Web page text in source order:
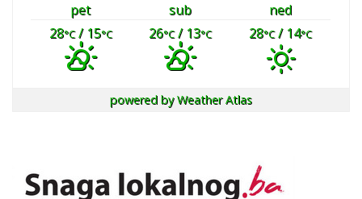
pet sub
ned
28°C/ 15°C 26°C/ 13°C 28°C/ 14°C
powered byWeather Atlas